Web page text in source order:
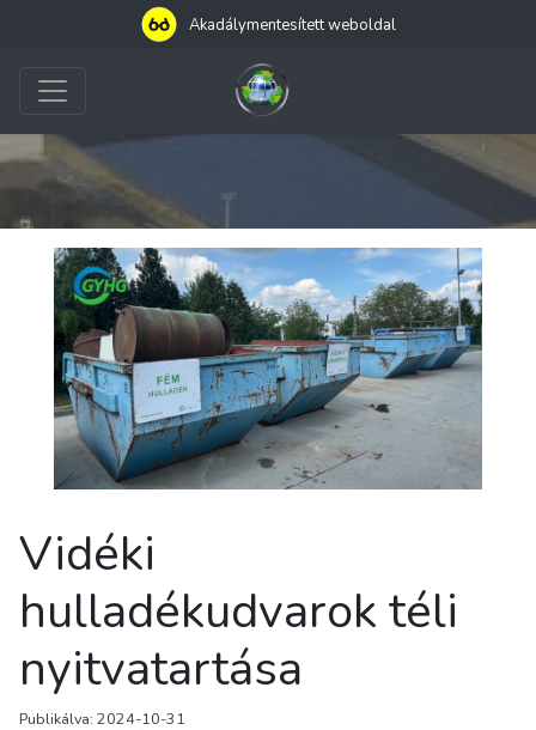
Akadálymentesített weboldal
Vidéki
hulladékudvarok téli
nyitvatartása
Publikálva: 2024-10-31